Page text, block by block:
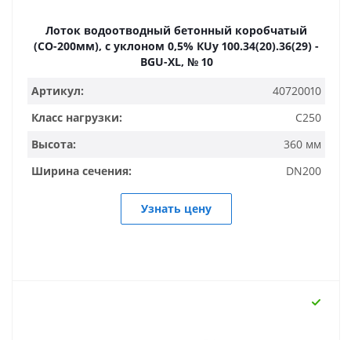
Лоток водоотводный бетонный коробчатый
(СО-200мм), с уклоном 0,5% КUу 100.34(20).36(29) -
BGU-XL, № 10
Артикул:
40720010
Класс нагрузки:
C250
Высота:
360 мм
Ширина сечения:
DN200
Узнать цену